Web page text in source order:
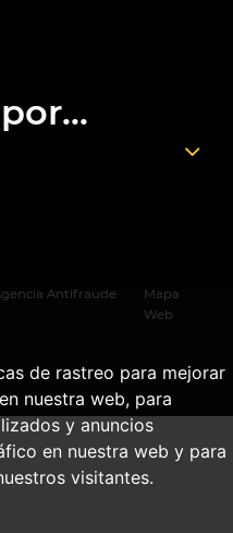
de rastreo para mejorar
nuestra web, para
y anuncios
en nuestra web y para
visitantes.
Antifraude
Mapa
Web